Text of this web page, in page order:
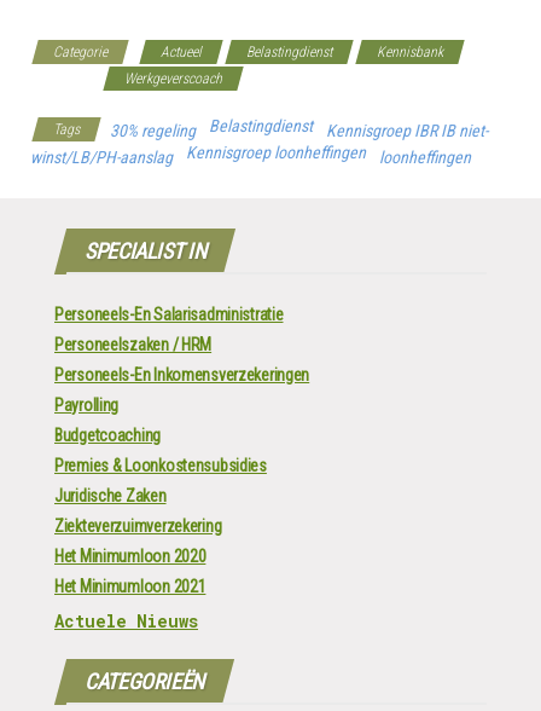
Categorie Actueel Belastingdienst
Kennisbank
Werkgeverscoach
Tags 30% regeling Belastingdienst
Kennisgroep IBR IB niet-
winst/LB/PH-aanslag
Kennisgroep loonheffingen loonheffingen
SPECIALIST IN
Personeels-En Salarisadministratie
Personeelszaken / HRM
Personeels-En Inkomensverzekeringen
Payrolling
Budgetcoaching
Premies & Loonkostensubsidies
Juridische Zaken
Ziekteverzuimverzekering
Het Minimumloon 2020
Het Minimumloon 2021
Actuele Nieuws
CATEGORIEËN